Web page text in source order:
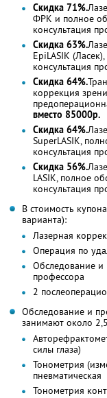
Скидка 71%.
ФРК и полное
консультация
Скидка 63%.
EpiLASIK
консультация
Скидка 64%.
коррекция
вместо 85000р.
Скидка 64%.
SuperLASIK,
консультация
Скидка 56%.
LASIK, полное
консультация
В стоимость
варианта):
Лазерная
Операция по
Обследование и
профессора
2
Обследование и
занимают около
силы глаза)
Тонометрия
пневматическая
Тонометрия